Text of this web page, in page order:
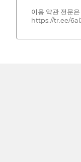
이용 약관 전문
https://tr.ee/